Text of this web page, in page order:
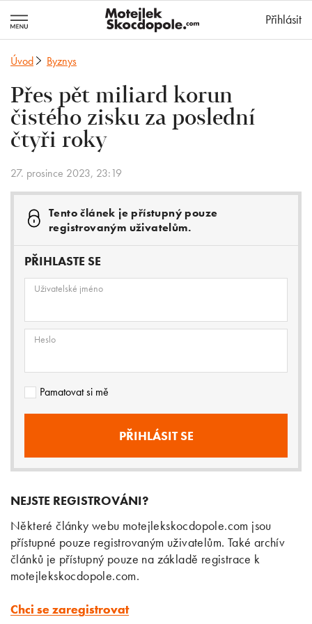
Přihlásit
Úvod Byznys
Přes pět miliard korun
čistého zisku za poslední
čtyři roky
27. prosince 2023, 23:19
Tento článek je přístupný pouze
registrovaným uživatelům.
PŘIHLASTE SE
Uživatelské jméno
Heslo
Pamatovat si mě
NEJSTE REGISTROVÁNI?
Některé články webu motejlekskocdopole.com jsou
přístupné pouze registrovaným uživatelům. Také archív
článků je přístupný pouze na základě registrace k
motejlekskocdopole.com.
Chci se zaregistrovat